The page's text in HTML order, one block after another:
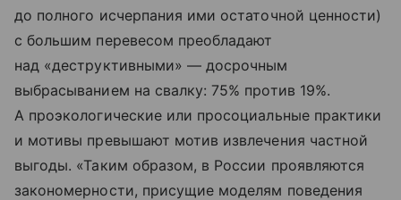
до полного исчерпания ими остаточной ценности)
с большим перевесом преобладают
над «деструктивными» — досрочным
выбрасыванием на свалку: 75% против 19%.
А проэкологические или просоциальные практики
и мотивы превышают мотив извлечения частной
выгоды. «Таким образом, в России проявляются
закономерности, присущие моделям поведения